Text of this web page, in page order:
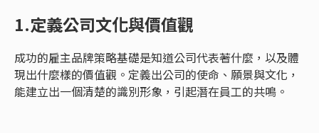
1.定義公司文化與價值觀
成功的雇主品牌策略基礎是知道公司代表著什麼，以及體
現出什麼樣的價值觀。定義出公司的使命、願景與文化，
能建立出一個清楚的識別形象，引起潛在員工的共鳴。